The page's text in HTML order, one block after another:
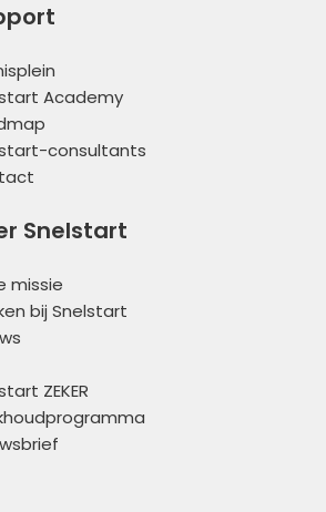
Academy
consultants
Snelstart
missie
bij Snelstart
ZEKER